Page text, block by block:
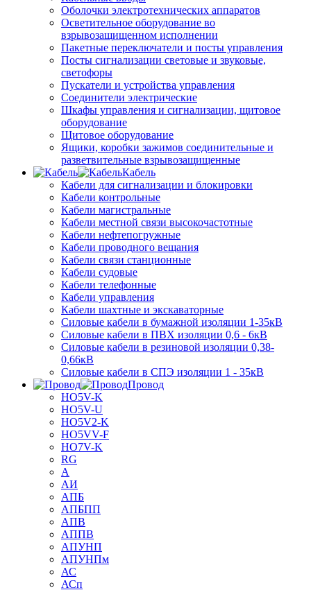
Оболочки электротехнических аппаратов
Осветительное оборудование во
взрывозащищенном исполнении
Пакетные переключатели и посты управления
Посты сигнализации световые и звуковые,
светофоры
Пускатели и устройства управления
Соединители электрические
Шкафы управления и сигнализации, щитовое
оборудование
Щитовое оборудование
Ящики, коробки зажимов соединительные и
разветвительные взрывозащищенные
Кабель
Кабели для сигнализации и блокировки
Кабели контрольные
Кабели магистральные
Кабели местной связи высокочастотные
Кабели нефтепогружные
Кабели проводного вещания
Кабели связи станционные
Кабели судовые
Кабели телефонные
Кабели управления
Кабели шахтные и экскаваторные
Силовые кабели в бумажной изоляции 1-35кВ
Силовые кабели в ПВХ изоляции 0,6 - 6кВ
Силовые кабели в резиновой изоляции 0,38-
0,66кВ
Силовые кабели в СПЭ изоляции 1 - 35кВ
Провод
HO5V-K
HO5V-U
HO5V2-K
HO5VV-F
HO7V-K
RG
А
АИ
АПБ
АПБПП
АПВ
АППВ
АПУНП
АПУНПм
АС
АСп